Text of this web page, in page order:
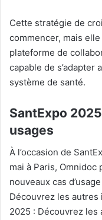
Cette stratégie de
commencer, mais
plateforme de
capable de s’adapter
système de santé.
SantExpo
usages
À l’occasion de
mai à Paris, Omnidoc
nouveaux cas
Découvrez les autres
2025 : Découvrez